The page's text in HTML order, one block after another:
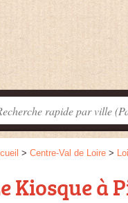
> Centre-Val de Loire >
Kiosque à